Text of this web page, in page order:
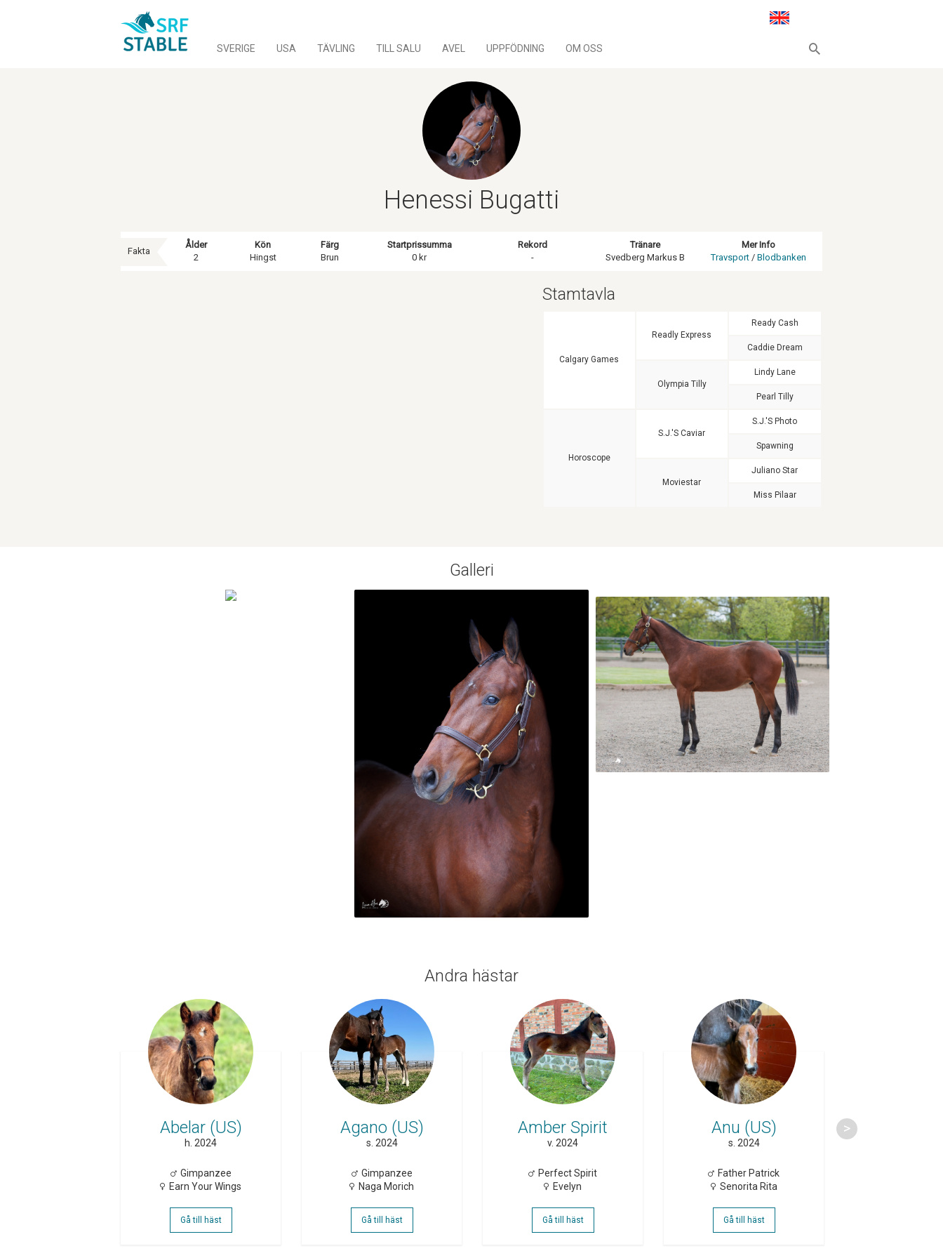
SVERIGE USA TÄVLING TILL SALU AVEL UPPFÖDNING OM OSS
Henessi Bugatti
Fakta
Ålder
2
Kön
Hingst
Färg
Brun
Startprissumma
0 kr
Rekord
-
Tränare
Svedberg Markus B
Mer Info
Travsport / Blodbanken
Stamtavla
Calgary Games
Readly Express
Ready Cash
Caddie Dream
Olympia Tilly
Lindy Lane
Pearl Tilly
Horoscope
S.J.'s Caviar
S.J.'s Photo
Spawning
Moviestar
Juliano Star
Miss Pilaar
Galleri
Andra hästar
Abelar (US)
h. 2024
Gimpanzee
Earn Your Wings
Gå till häst
Agano (US)
s. 2024
Gimpanzee
Naga Morich
Gå till häst
Amber Spirit
v. 2024
Perfect Spirit
Evelyn
Gå till häst
Anu (US)
s. 2024
Father Patrick
Senorita Rita
Gå till häst